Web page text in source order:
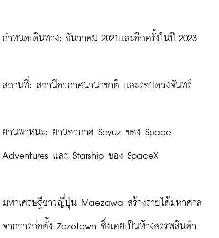
กำหนดเดินทาง: ธันวาคม 2021และอีกครั้งในปี 2023
สถานที่: สถานีอวกาศนานาชาติ และรอบดวงจันทร์
ยานพาหนะ: ยานอวกาศ Soyuz ของ Space
Adventures และ Starship ของ SpaceX
มหาเศรษฐีชาวญี่ปุ่น Maezawa สร้างรายได้มหาศาล
จากการก่อตั้ง Zozotown ซึ่งเคยเป็นห้างสรรพสินค้า